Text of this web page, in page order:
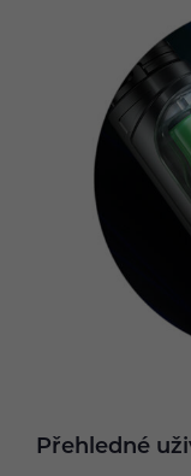
Přehledné